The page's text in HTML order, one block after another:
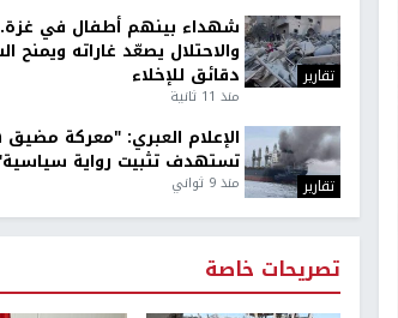
تقارير
شهداء بينهم أطفال في
والاحتلال يصعّد غاراته ويمنح
دقائق للإخلاء
منذ 11 ثانية
تقارير
الإعلام العبري: "معركة
تستهدف تثبيت رواية
منذ 9 ثواني
تصريحات خاصة